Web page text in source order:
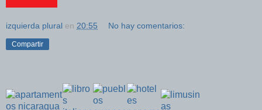
izquierda plural en 20:55 No hay comentarios:
Compartir